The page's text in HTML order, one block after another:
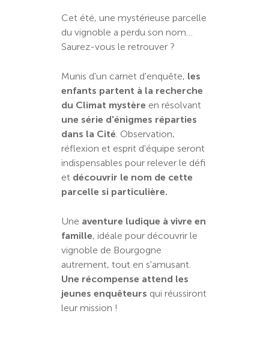
Cet été, une mystérieuse parcelle
du vignoble a perdu son nom…
Saurez-vous le retrouver ?
Munis d'un carnet d'enquête, les
enfants partent à la recherche
du Climat mystère en résolvant
une série d'énigmes réparties
dans la Cité. Observation,
réflexion et esprit d'équipe seront
indispensables pour relever le défi
et découvrir le nom de cette
parcelle si particulière.
Une aventure ludique à vivre en
famille, idéale pour découvrir le
vignoble de Bourgogne
autrement, tout en s'amusant.
Une récompense attend les
jeunes enquêteurs qui réussiront
leur mission !